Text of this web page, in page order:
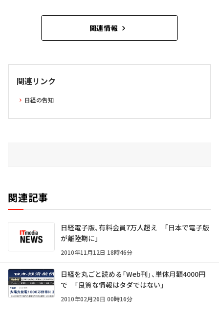
関連情報
関連リンク
日経の告知
関連記事
日経電子版、有料会員7万人超え 「日本で電子版
が離陸期に」
2010年11月12日 18時46分
日経を丸ごと読める「Web刊」、単体月額4000円
で 「良質な情報はタダではない」
2010年02月26日 00時16分